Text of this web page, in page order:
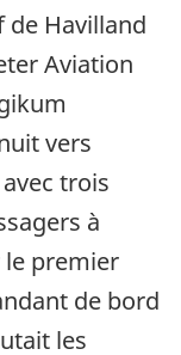
de Havilland
Aviation
vers
trois
à
le premier
de bord
les